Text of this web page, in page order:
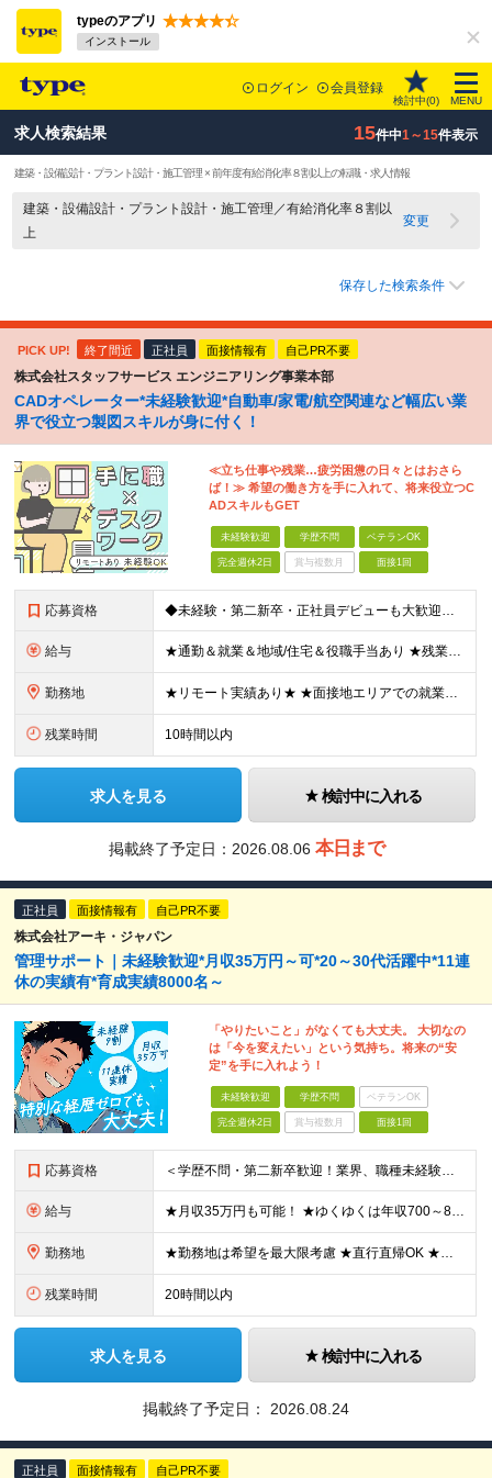
typeのアプリ
インストール
ログイン 会員登録
検討中(0) MENU
求人検索結果 15件中1～15件表示
建築・設備設計・プラント設計・施工管理 × 前年度有給消化率８割以上の転職・求人情報
建築・設備設計・プラント設計・施工管理／有給消化率８割以
上
変更
保存した検索条件
PICK UP! 終了間近 正社員 面接情報有 自己PR不要
株式会社スタッフサービス エンジニアリング事業本部
CADオペレーター*未経験歓迎*自動車/家電/航空関連など幅広い業
界で役立つ製図スキルが身に付く！
≪立ち仕事や残業…疲労困憊の日々とはおさら
ば！≫ 希望の働き方を手に入れて、将来役立つC
ADスキルもGET
未経験歓迎 学歴不問 ベテランOK
完全週休2日 賞与複数月 面接1回
応募資格 ◆未経験・第二新卒・正社員デビューも大歓迎／経験・知識ゼロでOK！ ◆学歴不問 ★人物重視 ★入社前の経験・スキルはゼロでOK CADの基本的な知識・操作経験がある方は歓迎します。 地方在住の方も
給与 ★通勤＆就業＆地域/住宅＆役職手当あり ★残業代は全額支給 ★選べる給与制度あり！ ■東京・神奈川・千葉・埼玉勤務の場合 月給24.5万円～55万円＋諸手当 （残業代は全額支給） (20,000円の
勤務地 ★リモート実績あり★ ★面接地エリアでの就業率92％以上！ 『地元で働きたい』という希望に、業界トップクラス約7,000件の取引事業所数、90,000件以上のプロジェクトから検討をいたします。 全
残業時間 10時間以内
求人を見る 検討中に入れる
掲載終了予定日： 2026.08.06 本日まで
正社員 面接情報有 自己PR不要
株式会社アーキ・ジャパン
管理サポート｜未経験歓迎*月収35万円～可*20～30代活躍中*11連
休の実績有*育成実績8000名～
「やりたいこと」がなくても大丈夫。 大切なの
は「今を変えたい」という気持ち。将来の“安
定”を手に入れよう！
未経験歓迎 学歴不問 ベテランOK
完全週休2日 賞与複数月 面接1回
応募資格 ＜学歴不問・第二新卒歓迎！業界、職種未経験歓迎！20代～30代活躍中＞ ★35歳以下の方（若年層の長期キャリア形成を図るため） ★フリーター・正社員未経験・社会人未経験OK ★転職回数が多い方もぜひ
給与 ★月収35万円も可能！ ★ゆくゆくは年収700～800万円も！ ★手当が多数あり ・残業手当（100％）★1分単位で支給 ・資格手当（最大月6万円） ・結婚/出産祝金（最大3万円） 【首都圏・北関東
勤務地 ★勤務地は希望を最大限考慮 ★直行直帰OK ★車通勤のエリアもあり ★研修は、下記いずれかの研修センターで行います ・東京校（東京本社とアクセスは同様） ・大阪校（大阪府大阪市中央区道修町 2-1-1
残業時間 20時間以内
求人を見る 検討中に入れる
掲載終了予定日： 2026.08.24
正社員 面接情報有 自己PR不要